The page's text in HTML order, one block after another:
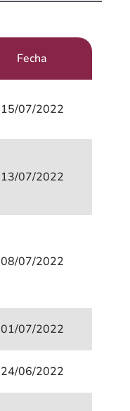
Fecha
15/07/2022
13/07/2022
08/07/2022
01/07/2022
24/06/2022